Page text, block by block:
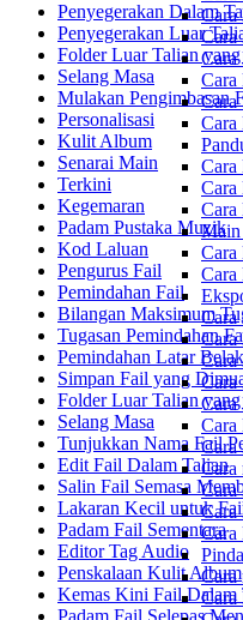
Cara
Cara
Cara
Cara
Cara
Cara
Cara
Cara
Main
Cara
Cara
Cara
Cara
Cara
Cara
Cara
Cara
Cara
Cara
Cara
Cara
Cara
Cara
Penyegerakan Dalam
Penyegerakan Luar
Folder Luar Talian
Selang Masa
Mulakan Pengimbasan
Personalisasi
Kulit Album
Senarai Main
Terkini
Kegemaran
Padam Pustaka Muzik
Kod Laluan
Pengurus Fail
Pemindahan Fail
Bilangan Maksimum
Tugasan Pemindahan
Pemindahan Latar
Simpan Fail yang
Folder Luar Talian
Selang Masa
Tunjukkan Nama Fail
Edit Fail Dalam Talian
Salin Fail Semasa
Lakaran Kecil untuk
Padam Fail Sementara
Editor Tag Audio
Penskalaan Kulit Album
Kemas Kini Fail Dalam
Padam Fail Selepas